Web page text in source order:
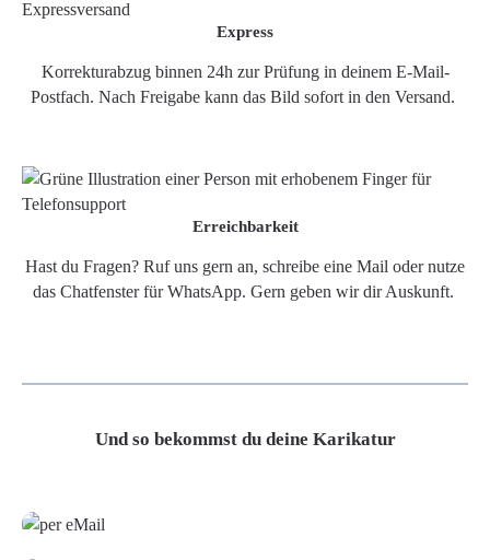
Express
Korrekturabzug binnen 24h zur Prüfung in deinem E-Mail-
Postfach. Nach Freigabe kann das Bild sofort in den Versand.
Erreichbarkeit
Hast du Fragen? Ruf uns gern an, schreibe eine Mail oder nutze
das Chatfenster für WhatsApp. Gern geben wir dir Auskunft.
Und so bekommst du deine Karikatur